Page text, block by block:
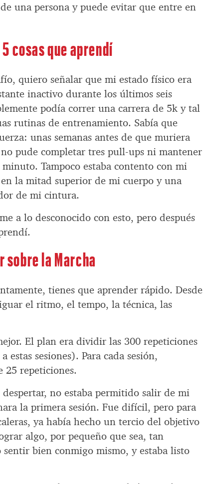
una persona y puede evitar que entre en
cosas que aprendí
quiero señalar que mi estado físico era
inactivo durante los últimos seis
podía correr una carrera de 5k y tal
rutinas de entrenamiento. Sabía que
unas semanas antes de que muriera
pude completar tres pull-ups ni mantener
Tampoco estaba contento con mi
la mitad superior de mi cuerpo y una
de mi cintura.
a lo desconocido con esto, pero después
sobre la Marcha
tienes que aprender rápido. Desde
el ritmo, el tempo, la técnica, las
El plan era dividir las 300 repeticiones
estas sesiones). Para cada sesión,
25 repeticiones.
no estaba permitido salir de mi
la primera sesión. Fue difícil, pero para
ya había hecho un tercio del objetivo
algo, por pequeño que sea, tan
bien conmigo mismo, y estaba listo